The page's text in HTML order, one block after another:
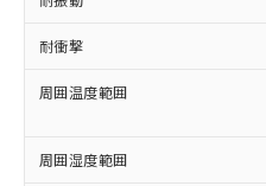
耐衝撃
周囲温度範囲
周囲湿度範囲
事前の承諾な
示しないよう
マイパーツ機
ビス）をご利
メンバーズに
お客様が当ウ
部品在庫の切り替え
月が前後することが
※3 非含有証明書
準値以下であること
「10」：通常の使
質が外部に漏えいし
及ぼさない年数を意
「－」：未確認です
い合わせください。
該第三者に通
販売先および
法に輸出する
り引きをいた
白
受注生産
情報を公